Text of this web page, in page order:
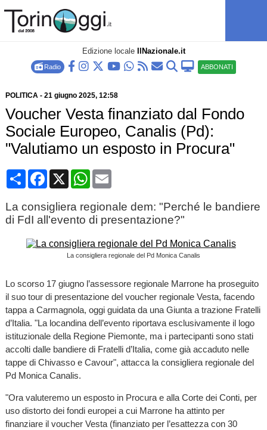
Edizione locale IlNazionale.it
Radio ABBONATI
POLITICA- 21 giugno 2025, 12:58
Voucher Vesta finanziato dal Fondo
Sociale Europeo, Canalis (Pd):
"Valutiamo un esposto in Procura"
CondividiFacebook
X WhatsApp
Email
La consigliera regionale dem: "Perché le bandiere
di FdI all'evento di presentazione?"
La consigliera regionale del Pd Monica Canalis
Lo scorso 17 giugno l’assessore regionale Marrone ha proseguito
il suo tour di presentazione del voucher regionale Vesta, facendo
tappa a Carmagnola, oggi guidata da una Giunta a trazione Fratelli
d’Italia. "La locandina dell’evento riportava esclusivamente il logo
istituzionale della Regione Piemonte, ma i partecipanti sono stati
accolti dalle bandiere di Fratelli d’Italia, come già accaduto nelle
tappe di Chivasso e Cavour", attacca la consigliera regionale del
Pd Monica Canalis.
"Ora valuteremo un esposto in Procura e alla Corte dei Conti, per
uso distorto dei fondi europei a cui Marrone ha attinto per
finanziare il voucher Vesta (finanziato per l’esattezza con 30